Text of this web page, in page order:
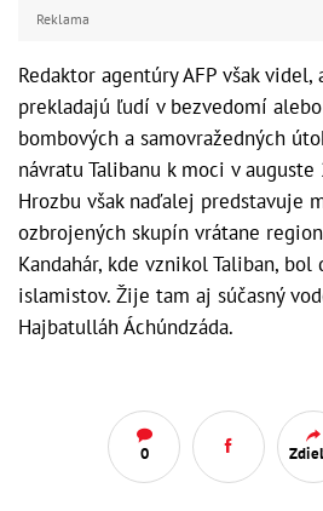
Reklama
Redaktor agentúry AFP však
prekladajú ľudí v bezvedomí
bombových a samovražedných
návratu Talibanu k moci v
Hrozbu však naďalej predstavuje
ozbrojených skupín vrátane
Kandahár, kde vznikol Taliban, bol
islamistov. Žije tam aj súčasný
Hajbatulláh Áchúndzáda.
0